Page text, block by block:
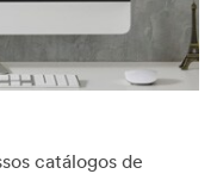
catálogos de